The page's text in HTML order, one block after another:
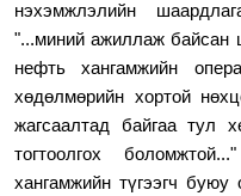
нэхэмжлэлийн
"...миний ажиллаж байсан
нефть хангамжийн
хөдөлмөрийн хортой
жагсаалтад байгаа тул
тогтоолгох боломжтой..."
хангамжийн түгээгч